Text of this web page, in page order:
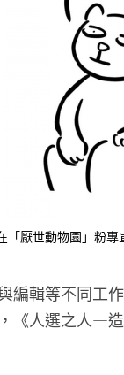
「厭世動物園」粉
編輯等不同工
《人選之人—